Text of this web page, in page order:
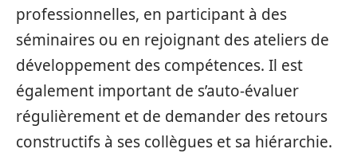
professionnelles, en participant à des
séminaires ou en rejoignant des ateliers de
développement des compétences. Il est
également important de s’auto-évaluer
régulièrement et de demander des retours
constructifs à ses collègues et sa hiérarchie.